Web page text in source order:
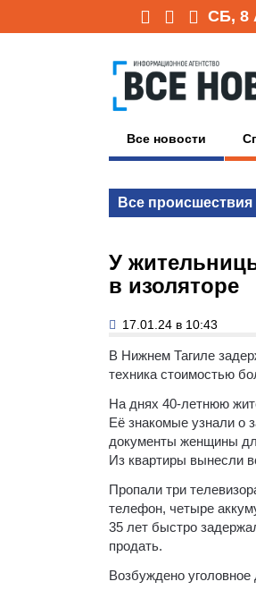
СБ, 8
Все новости
Все происшествия
У
в изоляторе
17.01.24 в 10:43
В Нижнем Тагиле
техника стоимостью
На днях 40-летнюю
Её знакомые узнали о
документы женщины
Из квартиры вынесли
Пропали три
телефон, четыре
35 лет быстро
продать.
Возбуждено